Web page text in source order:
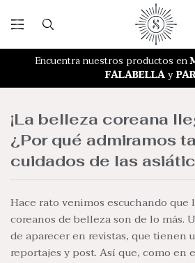
Encuentra nuestros productos en
FALABELLAy
RETIRO GRATIS EN NUESTRA
¡La belleza coreana
¿Por qué admiramos
cuidados de las
Hace rato venimos escuchando que
coreanos de belleza son de lo más.
de aparecer en revistas, que tienen
reportajes y post. Así que, como en